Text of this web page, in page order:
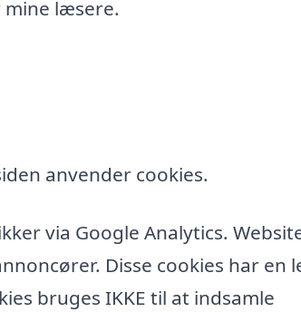
læsere.
anvender cookies.
via Google Analytics.
Disse cookies har en
bruges IKKE til at indsamle